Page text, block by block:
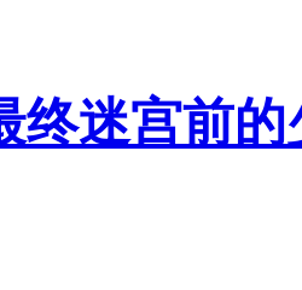
终迷宫前